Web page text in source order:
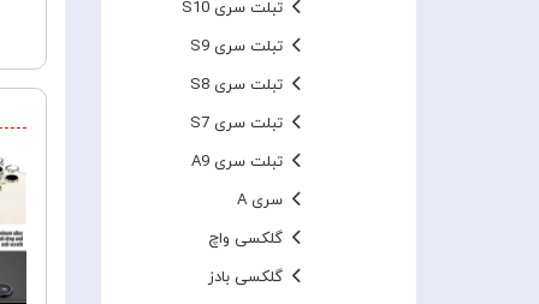
تبلت سری S10
تبلت سری S9
تبلت سری S8
تبلت سری S7
تبلت سری A9
سری A
گلکسی واچ
گلکسی بادز